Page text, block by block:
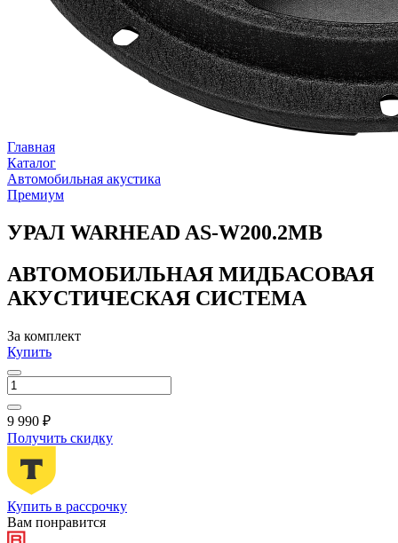
Главная
Каталог
Автомобильная акустика
Премиум
УРАЛ WARHEAD AS-W200.2MB
АВТОМОБИЛЬНАЯ МИДБАСОВАЯ
АКУСТИЧЕСКАЯ СИСТЕМА
За комплект
Купить
9 990 ₽
Получить скидку
Купить в рассрочку
Вам понравится